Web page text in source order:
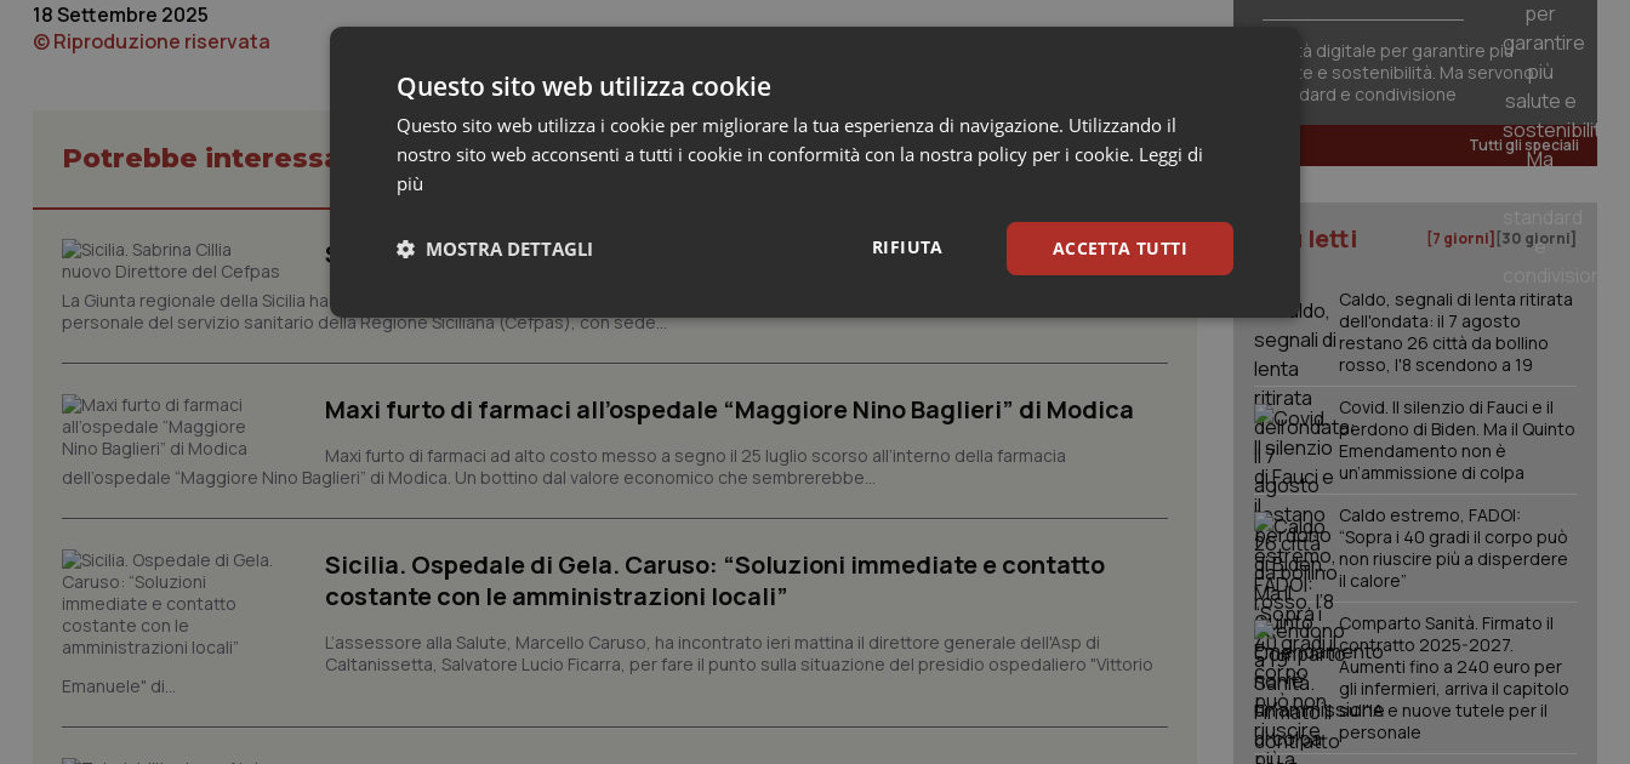
18 Settembre 2025
© Riproduzione riservata
Potrebbe interessarti in Federsanità
Sicilia. Sabrina Cillia nuovo Direttore del Cefpas
La Giunta regionale della Sicilia ha nominato Sabrina Cillia nuovo direttore del Centro per la formazione permanente e l’aggiornamento del
personale del servizio sanitario della Regione Siciliana (Cefpas), con sede...
Maxi furto di farmaci all’ospedale “Maggiore Nino Baglieri” di Modica
Maxi furto di farmaci ad alto costo messo a segno il 25 luglio scorso all’interno della farmacia
dell’ospedale “Maggiore Nino Baglieri” di Modica. Un bottino dal valore economico che sembrerebbe...
Sicilia. Ospedale di Gela. Caruso: “Soluzioni immediate e contatto
costante con le amministrazioni locali”
L’assessore alla Salute, Marcello Caruso, ha incontrato ieri mattina il direttore generale dell'Asp di
Caltanissetta, Salvatore Lucio Ficarra, per fare il punto sulla situazione del presidio ospedaliero "Vittorio
Emanuele" di...
Sanità digitale per garantire più
salute e sostenibilità. Ma servono
standard e condivisione
Tutti gli speciali
I più letti [7 giorni] [30 giorni]
Caldo, segnali di lenta ritirata
dell'ondata: il 7 agosto
restano 26 città da bollino
rosso, l'8 scendono a 19
Covid. Il silenzio di Fauci e il
perdono di Biden. Ma il Quinto
Emendamento non è
un’ammissione di colpa
Caldo estremo, FADOI:
“Sopra i 40 gradi il corpo può
non riuscire più a disperdere
il calore”
Comparto Sanità. Firmato il
contratto 2025-2027.
Aumenti fino a 240 euro per
gli infermieri, arriva il capitolo
sull'IA e nuove tutele per il
personale
Questo sito web utilizza cookie
Questo sito web utilizza i cookie per migliorare la tua esperienza di navigazione. Utilizzando il
nostro sito web acconsenti a tutti i cookie in conformità con la nostra policy per i cookie. Leggi di
più
ACCETTA TUTTI
RIFIUTA
MOSTRA DETTAGLI
Necessari Statistici Marketing
e l'accesso alle aree protette del sito. Il sito web non è in grado di funzionare correttamente senza questi cookie.
Nome
Fornitore/Dominio
.youtube.com
settimane
scelte di consenso e privacy dell'utente per la loro
interazione con il sito. Registra i dati sul consenso
del visitatore riguardo a varie politiche e